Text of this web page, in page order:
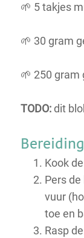
🌱 5 takjes
🌱 30 gram
🌱 250 gram
TODO: dit
Bereiding
Kook
Pers
vuur
toe en
Rasp